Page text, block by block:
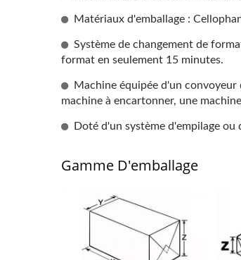
Matériaux d'emballage :
Système de changement de
format en seulement 15 minutes.
Machine équipée d'un
machine à encartonner, une
Doté d'un système d'empilage
Gamme D'emballage
Manuelle (type Table)